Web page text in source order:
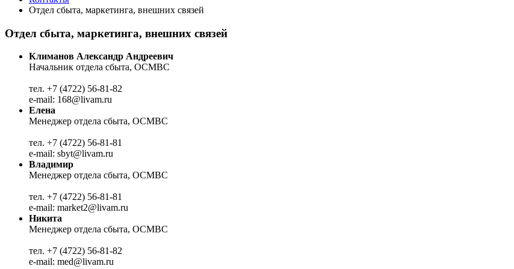
Отдел сбыта, маркетинга, внешних связей
Отдел сбыта, маркетинга, внешних связей
Климанов Александр Андреевич
Начальник отдела сбыта, ОСМВС
тел. +7 (4722) 56-81-82
e-mail: 168@livam.ru
Елена
Менеджер отдела сбыта, ОСМВС
тел. +7 (4722) 56-81-81
e-mail: sbyt@livam.ru
Владимир
Менеджер отдела сбыта, ОСМВС
тел. +7 (4722) 56-81-81
e-mail: market2@livam.ru
Никита
Менеджер отдела сбыта, ОСМВС
тел. +7 (4722) 56-81-82
e-mail: med@livam.ru